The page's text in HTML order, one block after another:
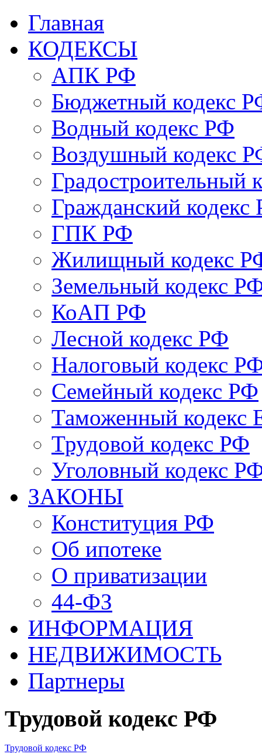
Главная
КОДЕКСЫ
АПК РФ
Бюджетный кодекс
Водный кодекс РФ
Воздушный кодекс
Градостроительный
Гражданский кодекс
ГПК РФ
Жилищный кодекс
Земельный кодекс
КоАП РФ
Лесной кодекс РФ
Налоговый кодекс
Семейный кодекс РФ
Таможенный
Трудовой кодекс РФ
Уголовный кодекс
ЗАКОНЫ
Конституция РФ
Об ипотеке
О приватизации
44-ФЗ
ИНФОРМАЦИЯ
НЕДВИЖИМОСТЬ
Партнеры
Трудовой кодекс РФ
Трудовой кодекс РФ